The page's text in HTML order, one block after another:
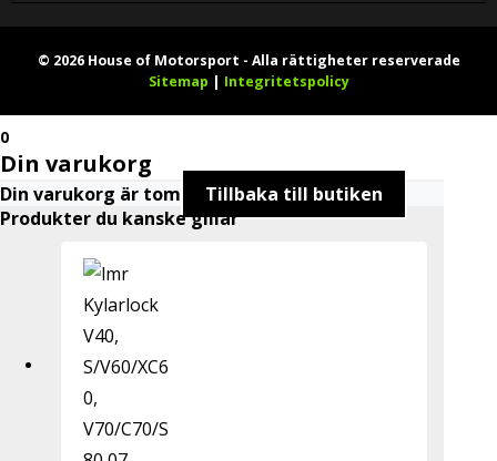
© 2026 House of Motorsport - Alla rättigheter reserverade
Sitemap | Integritetspolicy
0
Din varukorg
Din varukorg är tom
Tillbaka till butiken
Produkter du kanske gillar